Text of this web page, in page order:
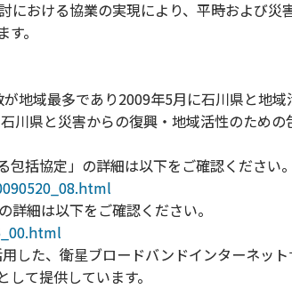
おける協業の実現により、平時および災
。
地域最多であり2009年5月に石川県と地
川県と災害からの復興・地域活性のため
括協定」の詳細は以下をご確認ください。
詳細は以下をご確認ください。
た、衛星ブロードバンドインターネッ
て提供しています。